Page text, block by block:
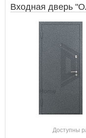
Входная дверь
Доступны